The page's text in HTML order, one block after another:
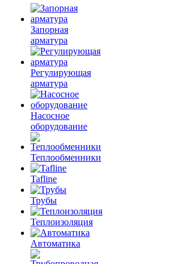
Запорная
арматура
Регулирующая
арматура
Насосное
оборудование
Теплообменники
Tafline
Трубы
Теплоизоляция
Автоматика